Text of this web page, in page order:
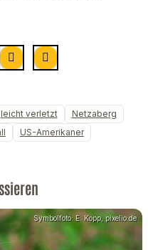
leicht verletzt
Netzaberg
US-Amerikaner
Symbolfoto: E. Kopp, pixelio.de